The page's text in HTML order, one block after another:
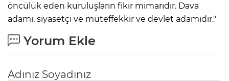
öncülük eden kuruluşların fikir mimarıdır. Dava
adamı, siyasetçi ve müteffekkir ve devlet adamıdır."
Yorum Ekle
Adınız Soyadınız